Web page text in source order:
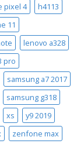
pixel 4
h4113
11
lenovo a328
pro
samsung a7 2017
samsung g318
xs
y9 2019
zenfone max